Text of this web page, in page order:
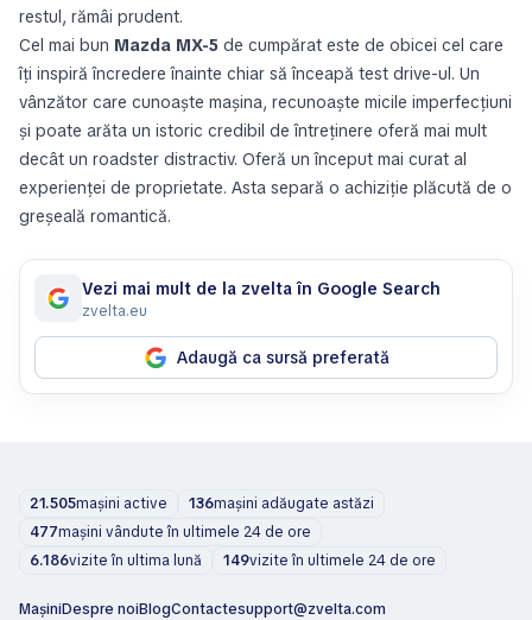
restul, rămâi prudent.
Cel mai bun Mazda MX-5 de cumpărat este de obicei cel care
îți inspiră încredere înainte chiar să înceapă test drive-ul. Un
vânzător care cunoaște mașina, recunoaște micile imperfecțiuni
și poate arăta un istoric credibil de întreținere oferă mai mult
decât un roadster distractiv. Oferă un început mai curat al
experienței de proprietate. Asta separă o achiziție plăcută de o
greșeală romantică.
Vezi mai mult de la zvelta în Google Search
zvelta.eu
Adaugă ca sursă preferată
21.505mașini active 136mașini adăugate astăzi
477mașini vândute în ultimele 24 de ore
6.186vizite în ultima lună 149vizite în ultimele 24 de ore
MașiniDespre noiBlogContactesupport@zvelta.com